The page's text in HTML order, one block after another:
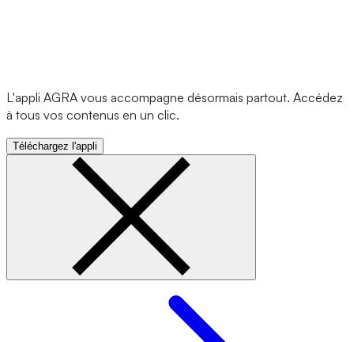
L'appli AGRA vous accompagne désormais partout. Accédez
à tous vos contenus en un clic.
Téléchargez l'appli